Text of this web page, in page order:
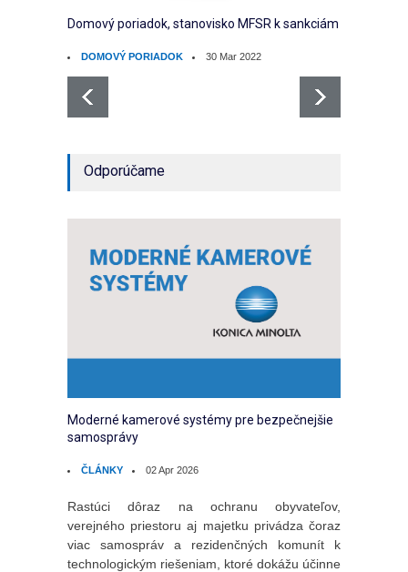
Domový poriadok, stanovisko MFSR k sankciám
DOMOVÝ PORIADOK 30 Mar 2022
Odporúčame
Moderné kamerové systémy pre bezpečnejšie
samosprávy
ČLÁNKY 02 Apr 2026
Rastúci dôraz na ochranu obyvateľov,
verejného priestoru aj majetku privádza čoraz
viac samospráv a rezidenčných komunít k
technologickým riešeniam, ktoré dokážu účinne